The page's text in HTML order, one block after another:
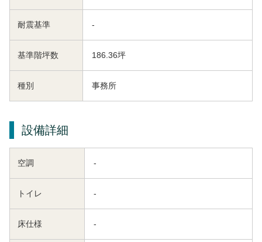
耐震基準 -
基準階坪数 186.36坪
種別 事務所
設備詳細
空調 -
トイレ -
床仕様 -